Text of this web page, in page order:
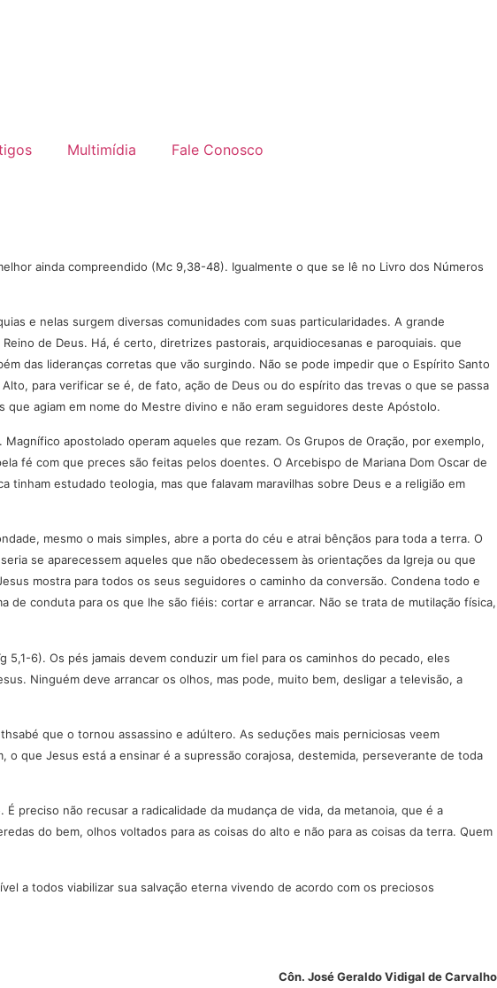
Multimídia Fale Conosco
ainda compreendido (Mc 9,38-48). Igualmente o que se lê no Livro dos Números
e nelas surgem diversas comunidades com suas particularidades. A grande
de Deus. Há, é certo, diretrizes pastorais, arquidiocesanas e paroquiais. que
das lideranças corretas que vão surgindo. Não se pode impedir que o Espírito Santo
para verificar se é, de fato, ação de Deus ou do espírito das trevas o que se passa
agiam em nome do Mestre divino e não eram seguidores deste Apóstolo.
apostolado operam aqueles que rezam. Os Grupos de Oração, por exemplo,
fé com que preces são feitas pelos doentes. O Arcebispo de Mariana Dom Oscar de
estudado teologia, mas que falavam maravilhas sobre Deus e a religião em
mesmo o mais simples, abre a porta do céu e atrai bênçãos para toda a terra. O
se aparecessem aqueles que não obedecessem às orientações da Igreja ou que
mostra para todos os seus seguidores o caminho da conversão. Condena todo e
conduta para os que lhe são fiéis: cortar e arrancar. Não se trata de mutilação física,
6). Os pés jamais devem conduzir um fiel para os caminhos do pecado, eles
Ninguém deve arrancar os olhos, mas pode, muito bem, desligar a televisão, a
que o tornou assassino e adúltero. As seduções mais perniciosas veem
que Jesus está a ensinar é a supressão corajosa, destemida, perseverante de toda
preciso não recusar a radicalidade da mudança de vida, da metanoia, que é a
do bem, olhos voltados para as coisas do alto e não para as coisas da terra. Quem
a todos viabilizar sua salvação eterna vivendo de acordo com os preciosos
Côn. José Geraldo Vidigal de Carvalho